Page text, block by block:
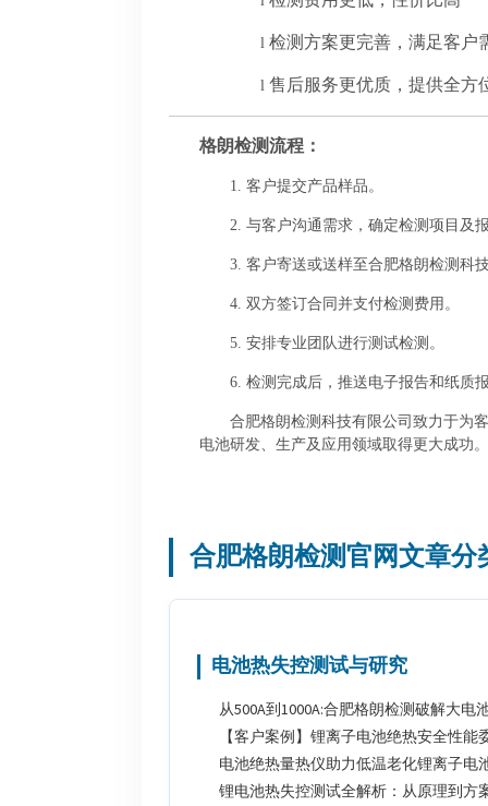
l 检测方案更完善，满足客户
l 售后服务更优质，提供全方
格朗检测流程：
1. 客户提交产品样品。
2. 与客户沟通需求，确定检测项目及
3. 客户寄送或送样至合肥格朗检测科
4. 双方签订合同并支付检测费用。
5. 安排专业团队进行测试检测。
6. 检测完成后，推送电子报告和纸质
合肥格朗检测科技有限公司致力于为
电池研发、生产及应用领域取得更大成功。
合肥格朗检测官网文章分
电池热失控测试与研究
从500A到1000A:合肥格朗检测破解大电
【客户案例】锂离子电池绝热安全性
电池绝热量热仪助力低温老化锂离子电
锂电池热失控测试全解析：从原理到方